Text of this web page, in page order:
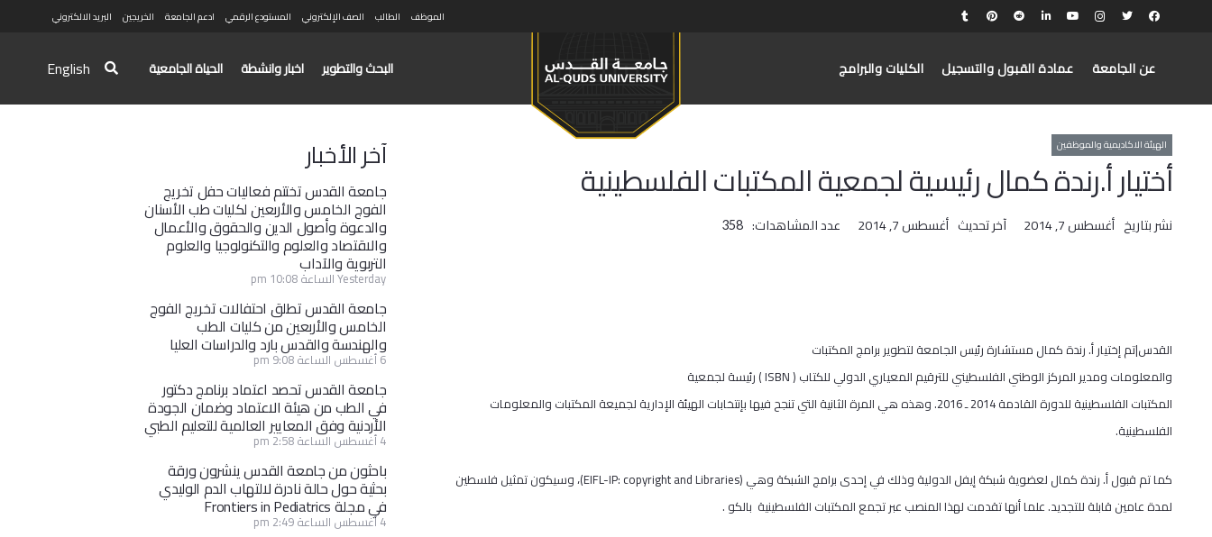
الموظف الطالب الصف الإلكتروني المستودع الرقمي ادعم الجامعة الخريجين البريد الالكتروني
عن الجامعة عمادة القبول والتسجيل الكليات والبرامج البحث والتطوير اخبار وانشطة الحياة الجامعية English
الهيئة الاكاديمية والموظفين
أختيار أ.رندة كمال رئيسية لجمعية المكتبات الفلسطينية
نشر بتاريخ أغسطس 7, 2014 آخر تحديث أغسطس 7, 2014 عدد المشاهدات: 358
القدس|تم إختيار أ. رندة كمال مستشارة رئيس الجامعة لتطوير برامج المكتبات
والمعلومات ومدير المركز الوطني الفلسطيني للترقيم المعياري الدولي للكتاب (ISBN) رئيسة لجمعية
المكتبات الفلسطينية للدورة القادمة 2014 ـ 2016. وهذه هي المرة الثانية التي تنجح فيها بإنتخابات الهيئة الإدارية لجميعة المكتبات والمعلومات
الفلسطينية.
كما تم قبول أ. رندة كمال لعضوية شبكة إيفل الدولية وذلك في إحدى برامج الشبكة وهي (EIFL-IP: copyright and Libraries)، وسيكون تمثيل فلسطين
لمدة عامين قابلة للتجديد. علما أنها تقدمت لهذا المنصب عبر تجمع المكتبات الفلسطينية بالكو .
آخر الأخبار
جامعة القدس تختتم فعاليات حفل تخريج
الفوج الخامس والأربعين لكليات طب الأسنان
والدعوة وأصول الدين والحقوق والأعمال
والاقتصاد والعلوم والتكنولوجيا والعلوم
التربوية والآداب
Yesterday الساعة 10:08 pm
جامعة القدس تطلق احتفالات تخريج الفوج
الخامس والأربعين من كليات الطب
والهندسة والقدس بارد والدراسات العليا
6 أغسطس الساعة 9:08 pm
جامعة القدس تحصد اعتماد برنامج دكتور
في الطب من هيئة الاعتماد وضمان الجودة
الأردنية وفق المعايير العالمية للتعليم الطبي
4 أغسطس الساعة 2:58 pm
باحثون من جامعة القدس ينشرون ورقة
بحثية حول حالة نادرة لالتهاب الدم الوليدي
في مجلة Frontiers in Pediatrics
4 أغسطس الساعة 2:49 pm